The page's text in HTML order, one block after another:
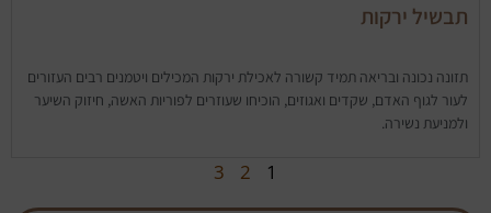
תבשיל ירקות
תזונה נכונה ובריאה תמיד קשורה לאכילת ירקות המכילים ויטמנים רבים העזורים
לעור לגוף האדם, שקדים ואגוזים, הוכיחו שעוזרים לפוריות האשה, חיזוק השיער
ולמניעת נשירה.
1
2
3